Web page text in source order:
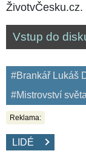
ŽivotvČesku.cz.
Vstup do
#Brankář Lukáš
#Mistrovství
Reklama:
LIDÉ